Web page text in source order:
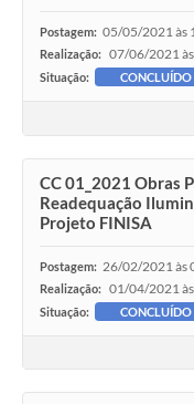
Postagem: 05/05/2021 às
Realização: 07/06/2021
Situação: CONCLUÍDO
CC 01_2021 Obras
Readequação
Projeto FINISA
Postagem: 26/02/2021 às
Realização: 01/04/2021
Situação: CONCLUÍDO